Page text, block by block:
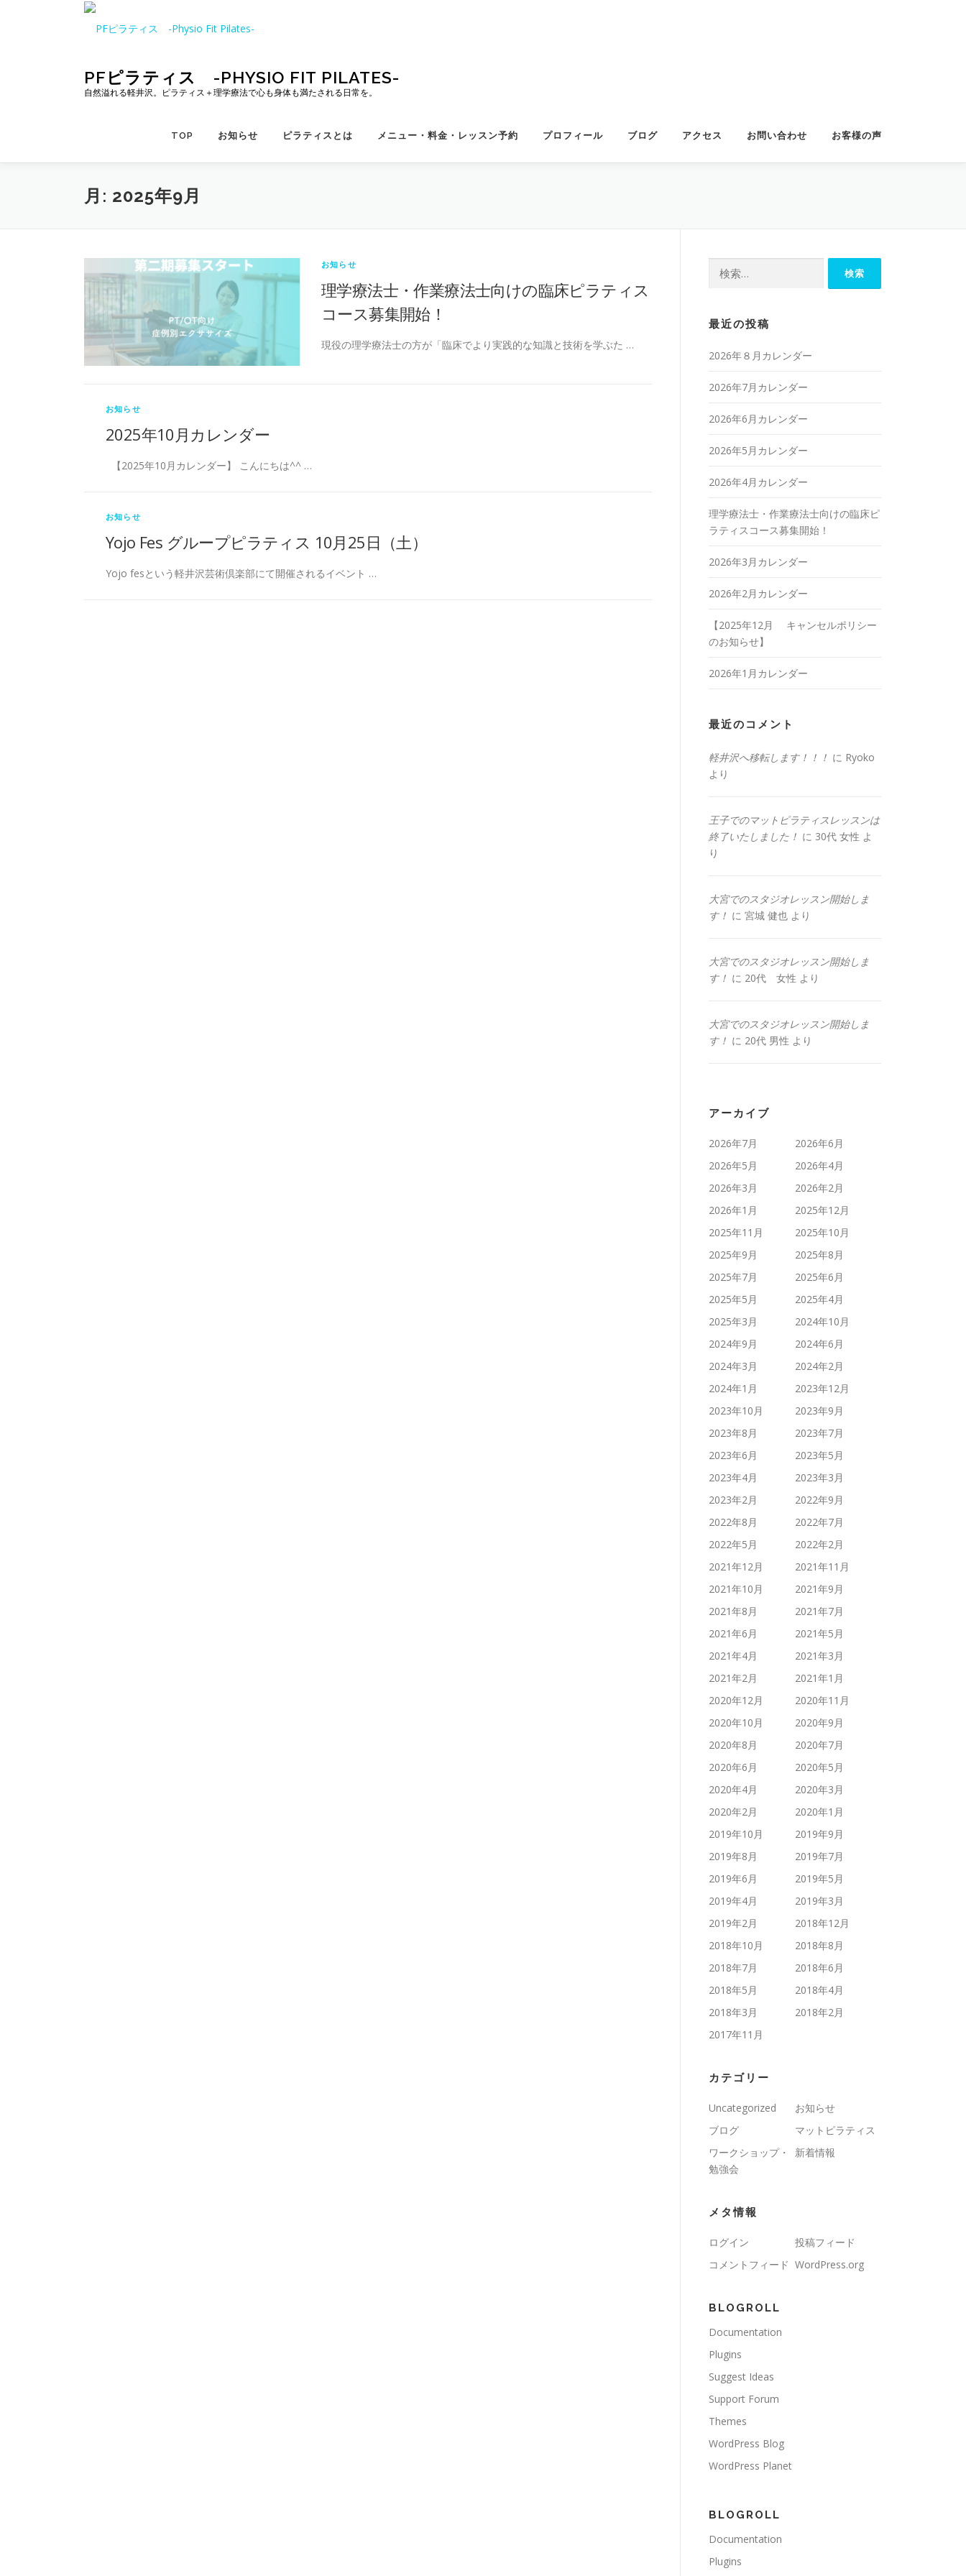
PFピラティス -PHYSIO FIT PILATES-
自然溢れる軽井沢。ピラティス＋理学療法で心も身体も満たされる日常を。
TOP お知らせ ピラティスとは メニュー・料金・レッスン予約 プロフィール ブログ アクセス お問い合わせ お客様の声
月: 2025年9月
お知らせ
理学療法士・作業療法士向けの臨床ピラティス
コース募集開始！
現役の理学療法士の方が「臨床でより実践的な知識と技術を学ぶた …
お知らせ
2025年10月カレンダー
【2025年10月カレンダー】 こんにちは^^ …
お知らせ
Yojo Fes グループピラティス 10月25日（土）
Yojo fesという軽井沢芸術倶楽部にて開催されるイベント …
最近の投稿
2026年８月カレンダー
2026年7月カレンダー
2026年6月カレンダー
2026年5月カレンダー
2026年4月カレンダー
理学療法士・作業療法士向けの臨床ピ
ラティスコース募集開始！
2026年3月カレンダー
2026年2月カレンダー
【2025年12月 キャンセルポリシー
のお知らせ】
2026年1月カレンダー
最近のコメント
軽井沢へ移転します！！！ に Ryoko
より
王子でのマットピラティスレッスンは
終了いたしました！ に 30代 女性 よ
り
大宮でのスタジオレッスン開始しま
す！ に 宮城 健也 より
大宮でのスタジオレッスン開始しま
す！ に 20代 女性 より
大宮でのスタジオレッスン開始しま
す！ に 20代 男性 より
アーカイブ
2026年7月
2026年6月
2026年5月
2026年4月
2026年3月
2026年2月
2026年1月
2025年12月
2025年11月
2025年10月
2025年9月
2025年8月
2025年7月
2025年6月
2025年5月
2025年4月
2025年3月
2024年10月
2024年9月
2024年6月
2024年3月
2024年2月
2024年1月
2023年12月
2023年10月
2023年9月
2023年8月
2023年7月
2023年6月
2023年5月
2023年4月
2023年3月
2023年2月
2022年9月
2022年8月
2022年7月
2022年5月
2022年2月
2021年12月
2021年11月
2021年10月
2021年9月
2021年8月
2021年7月
2021年6月
2021年5月
2021年4月
2021年3月
2021年2月
2021年1月
2020年12月
2020年11月
2020年10月
2020年9月
2020年8月
2020年7月
2020年6月
2020年5月
2020年4月
2020年3月
2020年2月
2020年1月
2019年10月
2019年9月
2019年8月
2019年7月
2019年6月
2019年5月
2019年4月
2019年3月
2019年2月
2018年12月
2018年10月
2018年8月
2018年7月
2018年6月
2018年5月
2018年4月
2018年3月
2018年2月
2017年11月
カテゴリー
Uncategorized
お知らせ
ブログ
マットピラティス
ワークショップ・
勉強会
新着情報
メタ情報
ログイン
投稿フィード
コメントフィード WordPress.org
BLOGROLL
Documentation
Plugins
Suggest Ideas
Support Forum
Themes
WordPress Blog
WordPress Planet
BLOGROLL
Documentation
Plugins